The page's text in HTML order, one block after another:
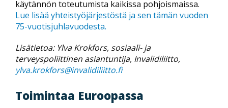
käytännön toteutumista kaikissa pohjoismaissa.
Lue lisää yhteistyöjärjestöstä ja sen tämän vuoden
75-vuotisjuhlavuodesta.
Lisätietoa: Ylva Krokfors, sosiaali- ja
terveyspoliittinen asiantuntija, Invalidiliitto,
ylva.krokfors@invalidiliitto.fi
Toimintaa Euroopassa